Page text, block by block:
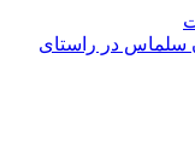
سلماس در راستای